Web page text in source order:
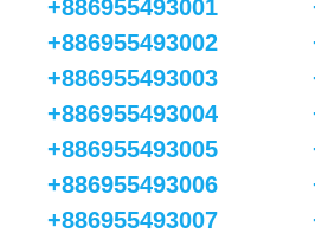
+886955493001
+886955493002
+886955493003
+886955493004
+886955493005
+886955493006
+886955493007